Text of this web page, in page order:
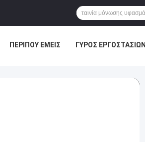
ΠΕΡΊΠΟΥ ΕΜΕΊΣ ΓΎΡΟΣ ΕΡΓΟΣΤΑΣΊΩΝ